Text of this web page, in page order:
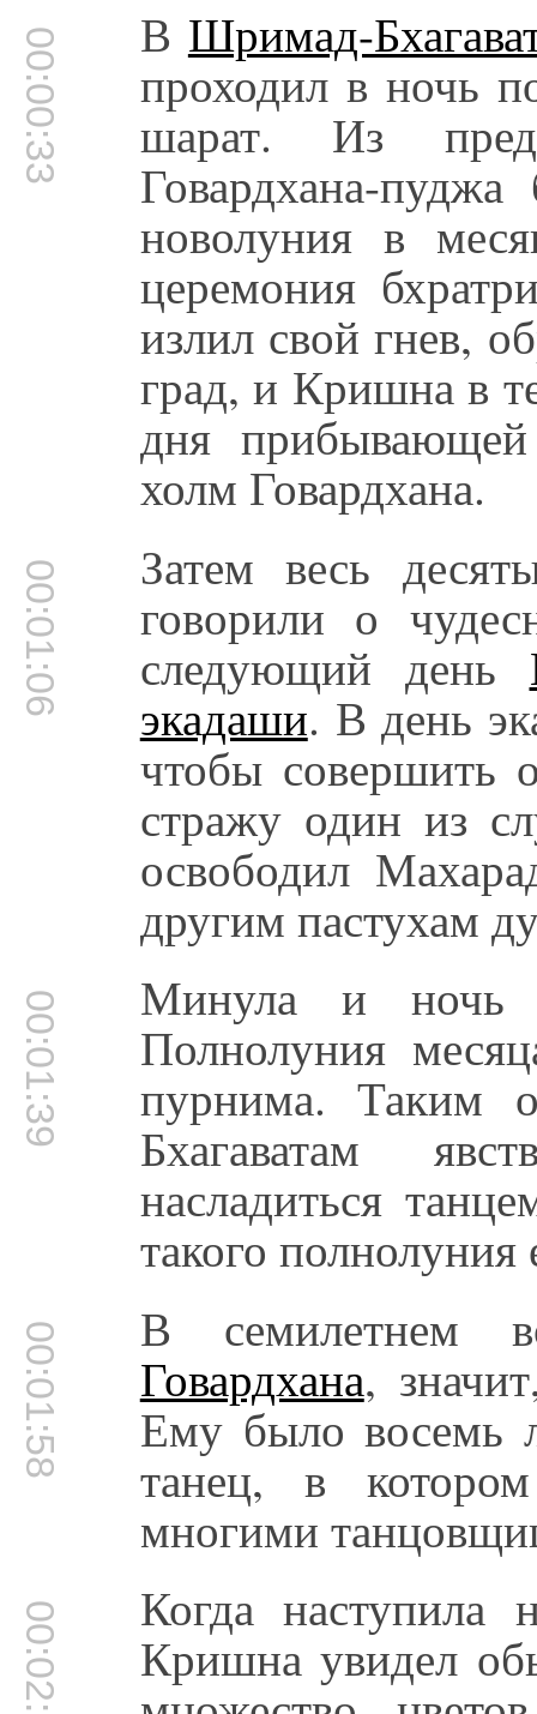
00:00:33 В Шримад-
проходил в ночь
шарат. Из
Говардхана-
новолуния в
церемония
излил свой гнев,
град, и Кришна в
дня
холм Говардхана.
00:01:06 Затем весь
говорили о
следующий день
экадаши. В день
чтобы совершить
стражу один из
освободил
другим пастухам
00:01:39 Минула и ночь
Полнолуния
пурнима. Таким
Бхагаватам
насладиться
такого полнолуния
00:01:58 В семилетнем
Говардхана,
Ему было восемь
танец, в
многими
00:02:14 Когда наступила
Кришна увидел